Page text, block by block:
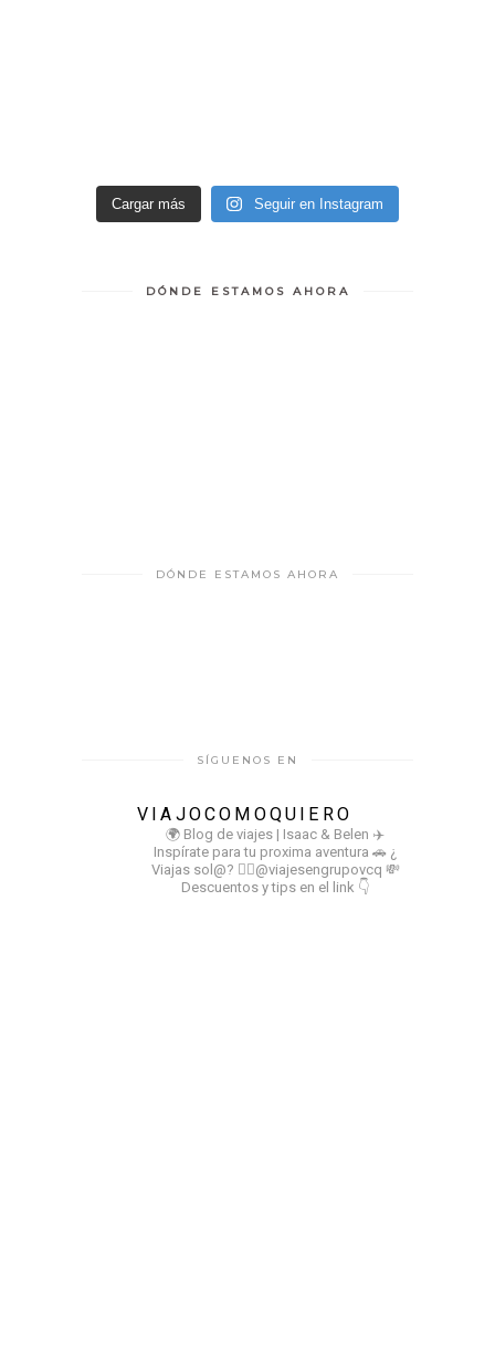
Cargar más Seguir en Instagram
DÓNDE ESTAMOS AHORA
DÓNDE ESTAMOS AHORA
SÍGUENOS EN
VIAJOCOMOQUIERO
🌍 Blog de viajes | Isaac & Belen ✈️
Inspírate para tu proxima aventura 🚗 ¿
Viajas sol@? 👉🏻@viajesengrupovcq 💸
Descuentos y tips en el link 👇